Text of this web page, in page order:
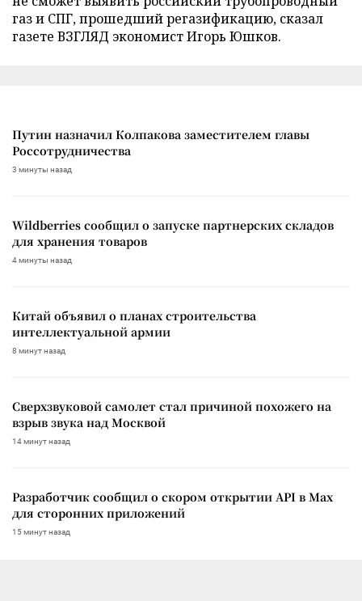
газ и СПГ, прошедший регазификацию, сказал
газете ВЗГЛЯД экономист Игорь Юшков.
Путин назначил Колпакова заместителем главы
Россотрудничества
3 минуты назад
Wildberries сообщил о запуске партнерских складов
для хранения товаров
4 минуты назад
Китай объявил о планах строительства
интеллектуальной армии
8 минут назад
Сверхзвуковой самолет стал причиной похожего на
взрыв звука над Москвой
14 минут назад
Разработчик сообщил о скором открытии API в Max
для сторонних приложений
15 минут назад